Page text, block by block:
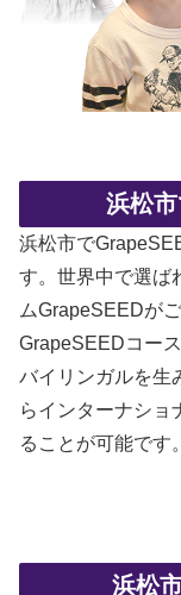
浜松
浜松市で
す。世界中で選ば
ムGrapeSEEDが
GrapeSEEDコー
バイリンガルを生
らインターナショ
ることが可能です。
浜松